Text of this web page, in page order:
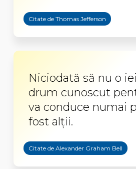
Citate de Thomas Jefferson
Niciodată să nu o
drum cunoscut
va conduce numai
fost alții.
Citate de Alexander Graham Bell